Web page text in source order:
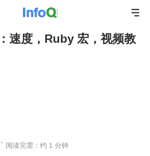
速度，Ruby 宏，视频教
阅读完需：约 1 分钟